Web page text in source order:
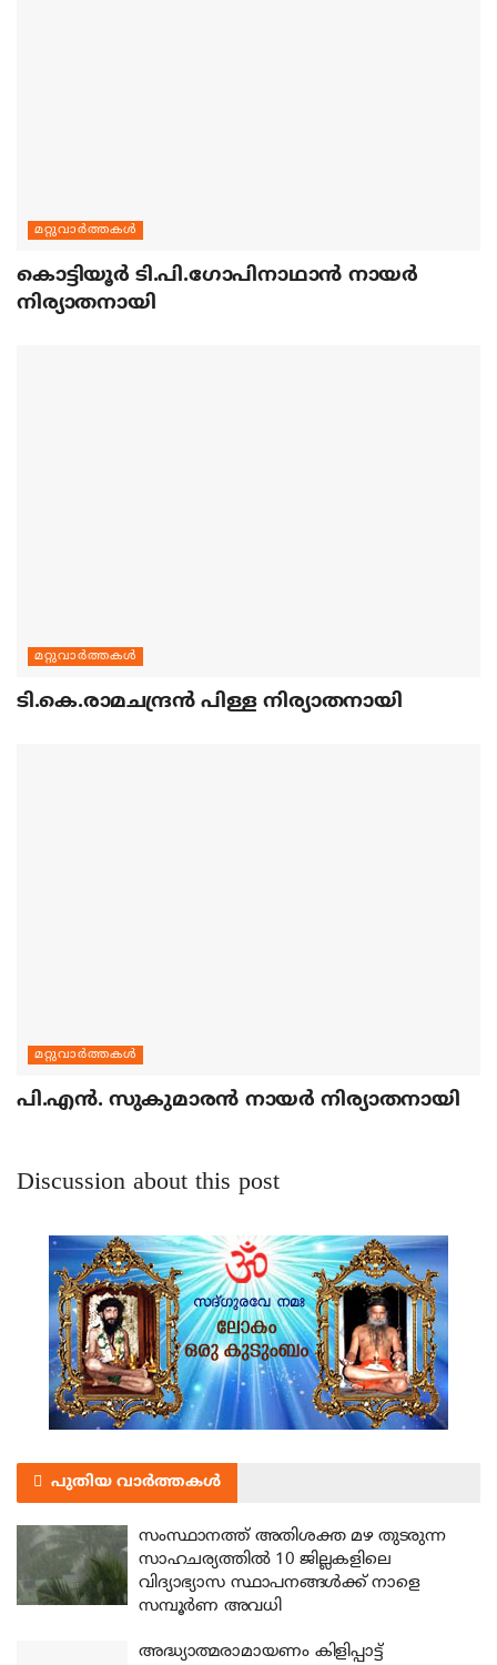
മറ്റുവാര്‍ത്തകള്‍
കൊട്ടിയൂര്‍ ടി.പി.ഗോപിനാഥാന്‍ നായര്‍
നിര്യാതനായി
മറ്റുവാര്‍ത്തകള്‍
ടി.കെ.രാമചന്ദ്രന്‍ പിള്ള നിര്യാതനായി
മറ്റുവാര്‍ത്തകള്‍
പി.എന്‍. സുകുമാരന്‍ നായര്‍ നിര്യാതനായി
Discussion about this post
പുതിയ വാർത്തകൾ
സംസ്ഥാനത്ത് അതിശക്ത മഴ തുടരുന്ന
സാഹചര്യത്തിൽ 10 ജില്ലകളിലെ
വിദ്യാഭ്യാസ സ്ഥാപനങ്ങൾക്ക് നാളെ
സമ്പൂർണ അവധി
അദ്ധ്യാത്മരാമായണം കിളിപ്പാട്ട്